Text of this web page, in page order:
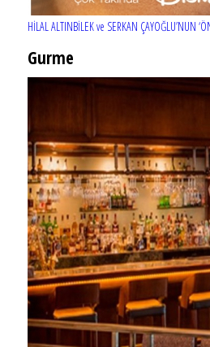
HİLAL ALTINBİLEK ve SERKAN ÇAYOĞLU’NUN
Gurme
EĞLENCE HAYATINA YENİ SOLUK: Gabbro